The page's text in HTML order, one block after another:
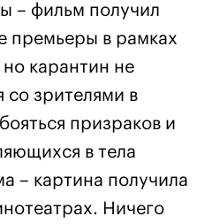
– фильм получил
премьеры в рамках
карантин не
со зрителями в
призраков и
в тела
– картина получила
Ничего